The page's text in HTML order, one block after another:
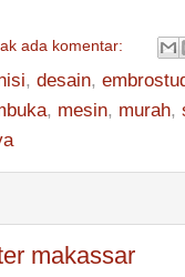
ada komentar:
, desain,
, mesin, murah,
makassar